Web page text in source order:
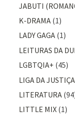
JABUTI
K-DRAMA (1)
LADY GAGA (1)
LEITURAS DA
LGBTQIA+ (45)
LIGA DA JUSTIÇA
LITERATURA
LITTLE MIX (1)